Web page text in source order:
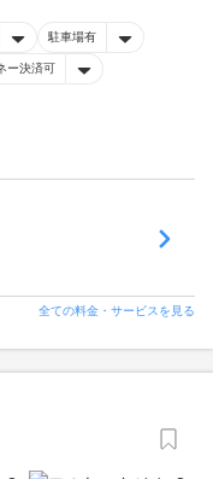
駐車場有
ー決済可
全ての料金・サービスを見る